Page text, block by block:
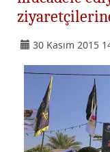
30 Kasım 2015